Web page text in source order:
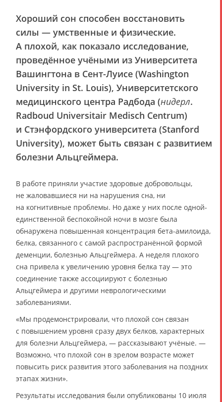
Хороший сон способен восстановить
силы — умственные и физические.
А плохой, как показало исследование,
проведённое учёными из Университета
Вашингтона в Сент-Луисе (Washington
University in St. Louis), Университетского
медицинского центра Радбода (нидерл.
Radboud Universitair Medisch Centrum)
и Стэнфордского университета (Stanford
University), может быть связан с развитием
болезни Альцгеймера.
В работе приняли участие здоровые добровольцы,
не жаловавшиеся ни на нарушения сна, ни
на когнитивные проблемы. Но даже у них после одной-
единственной беспокойной ночи в мозге была
обнаружена повышенная концентрация бета-амилоида,
белка, связанного с самой распространённой формой
деменции, болезнью Альцгеймера. А неделя плохого
сна привела к увеличению уровня белка тау — это
соединение также ассоциируют с болезнью
Альцгеймера и другими неврологическими
заболеваниями.
«Мы продемонстрировали, что плохой сон связан
с повышением уровня сразу двух белков, характерных
для болезни Альцгеймера, — рассказывают учёные. —
Возможно, что плохой сон в зрелом возрасте может
повысить риск развития этого заболевания на поздних
этапах жизни».
Результаты исследования были опубликованы 10 июля